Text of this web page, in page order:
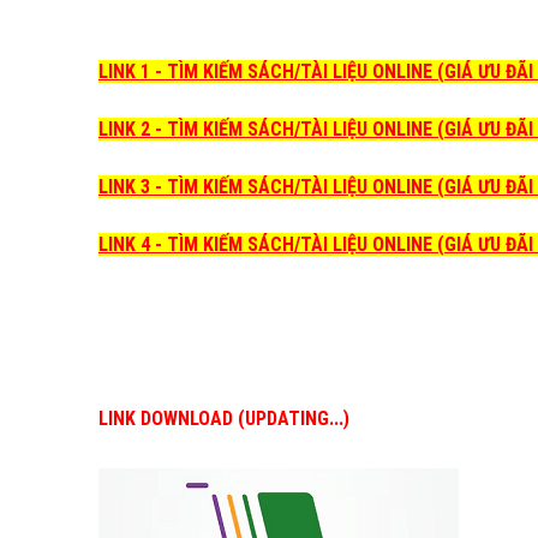
LINK 1 - TÌM KIẾM SÁCH/TÀI LIỆU ONLINE (GIÁ ƯU
LINK 2 - TÌM KIẾM SÁCH/TÀI LIỆU ONLINE (GIÁ ƯU
LINK 3 - TÌM KIẾM SÁCH/TÀI LIỆU ONLINE (GIÁ ƯU
LINK 4 - TÌM KIẾM SÁCH/TÀI LIỆU ONLINE (GIÁ ƯU
LINK DOWNLOAD (UPDATING...)